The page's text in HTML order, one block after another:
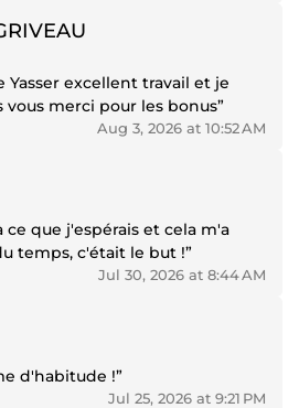
excellent travail et je
merci pour les bonus”
Aug 3, 2026 at 10:52 AM
ce que j'espérais et cela m'a
temps, c'était le but !”
Jul 30, 2026 at 8:44 AM
d'habitude !”
Jul 25, 2026 at 9:21 PM